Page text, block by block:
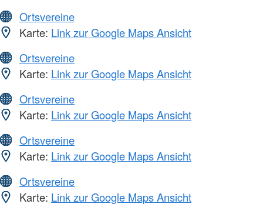
Ortsvereine
Karte: Link zur Google Maps Ansicht
Ortsvereine
Karte: Link zur Google Maps Ansicht
Ortsvereine
Karte: Link zur Google Maps Ansicht
Ortsvereine
Karte: Link zur Google Maps Ansicht
Ortsvereine
Karte: Link zur Google Maps Ansicht